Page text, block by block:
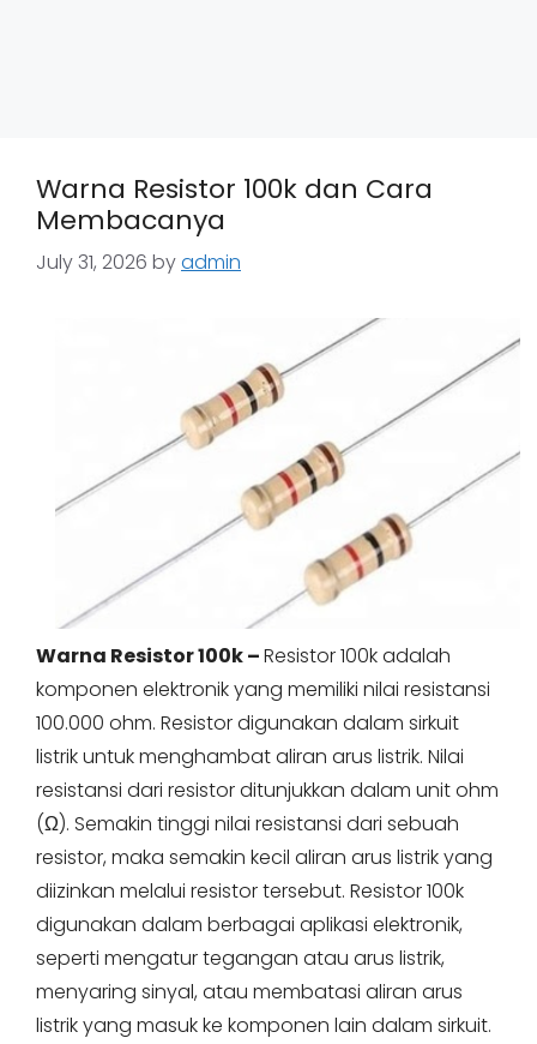
Warna Resistor 100k dan Cara
Membacanya
July 31, 2026 byadmin
Warna Resistor 100k –Resistor 100k adalah
komponen elektronik yang memiliki nilai resistansi
100.000 ohm. Resistor digunakan dalam sirkuit
listrik untuk menghambat aliran arus listrik. Nilai
resistansi dari resistor ditunjukkan dalam unit ohm
(Ω). Semakin tinggi nilai resistansi dari sebuah
resistor, maka semakin kecil aliran arus listrik yang
diizinkan melalui resistor tersebut. Resistor 100k
digunakan dalam berbagai aplikasi elektronik,
seperti mengatur tegangan atau arus listrik,
menyaring sinyal, atau membatasi aliran arus
listrik yang masuk ke komponen lain dalam sirkuit.